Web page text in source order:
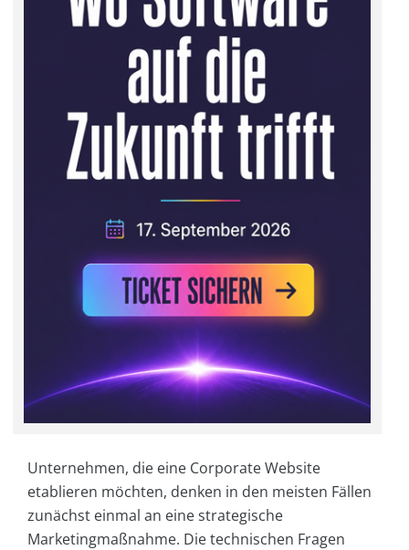
Unternehmen, die eine Corporate Website
etablieren möchten, denken in den meisten Fällen
zunächst einmal an eine strategische
Marketingmaßnahme. Die technischen Fragen